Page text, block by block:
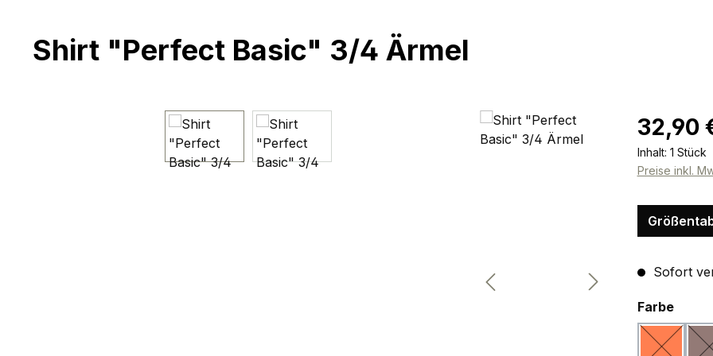
Shirt "Perfect Basic" 3/4 Ärmel
Bildergalerie überspringen Regulärer
32,90
Inhalt: 1 Stück
Preise inkl.
Sofort
Farbe